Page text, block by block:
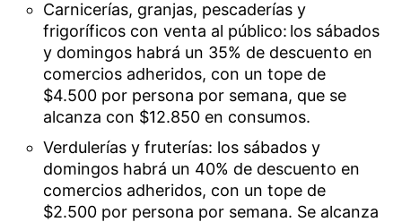
Carnicerías, granjas, pescaderías y
frigoríficos con venta al público: los sábados
y domingos habrá un 35% de descuento en
comercios adheridos, con un tope de
$4.500 por persona por semana, que se
alcanza con $12.850 en consumos.
Verdulerías y fruterías: los sábados y
domingos habrá un 40% de descuento en
comercios adheridos, con un tope de
$2.500 por persona por semana. Se alcanza